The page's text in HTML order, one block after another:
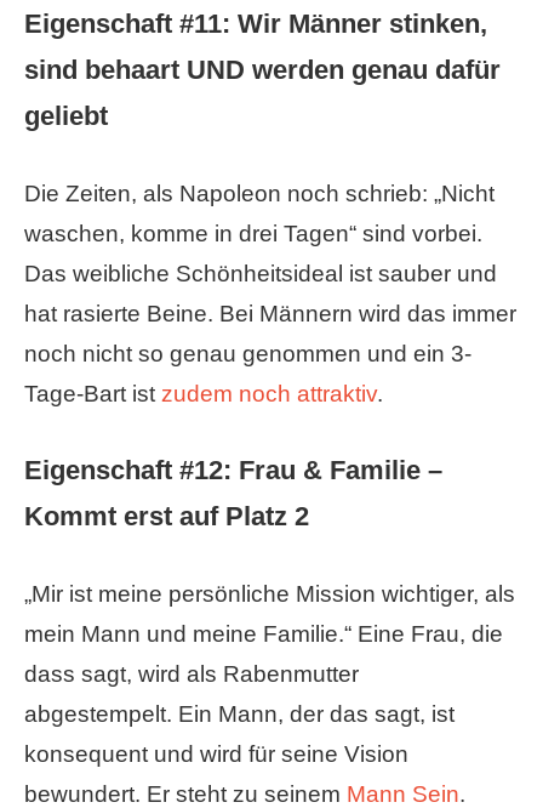
Eigenschaft #11: Wir Männer stinken,
sind behaart UND werden genau dafür
geliebt
Die Zeiten, als Napoleon noch schrieb: „Nicht
waschen, komme in drei Tagen“ sind vorbei.
Das weibliche Schönheitsideal ist sauber und
hat rasierte Beine. Bei Männern wird das immer
noch nicht so genau genommen und ein 3-
Tage-Bart ist zudem noch attraktiv.
Eigenschaft #12: Frau & Familie –
Kommt erst auf Platz 2
„Mir ist meine persönliche Mission wichtiger, als
mein Mann und meine Familie.“ Eine Frau, die
dass sagt, wird als Rabenmutter
abgestempelt. Ein Mann, der das sagt, ist
konsequent und wird für seine Vision
bewundert. Er steht zu seinem Mann Sein.